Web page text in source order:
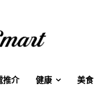
推介 健康 美食